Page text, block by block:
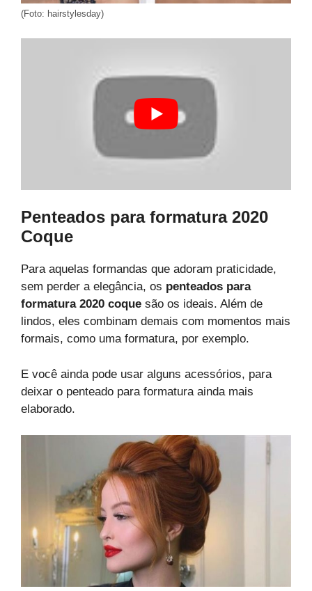
(Foto: hairstylesday)
Penteados para formatura 2020
Coque
Para aquelas formandas que adoram praticidade,
sem perder a elegância, os penteados para
formatura 2020 coque são os ideais. Além de
lindos, eles combinam demais com momentos mais
formais, como uma formatura, por exemplo.
E você ainda pode usar alguns acessórios, para
deixar o penteado para formatura ainda mais
elaborado.